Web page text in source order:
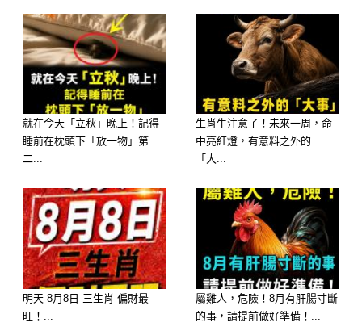
往下看-
–
就在今天「立秋」晚上！記得
睡前在枕頭下「放一物」第
二...
生肖牛注意了！未來一周，命
中亮紅燈，有意料之外的
「大...
明天 8月8日 三生肖 偏財最
旺！...
屬雞人，危險！8月有肝腸寸斷
的事，請提前做好準備！...